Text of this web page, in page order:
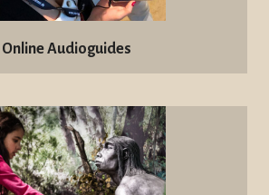
Online Audioguides